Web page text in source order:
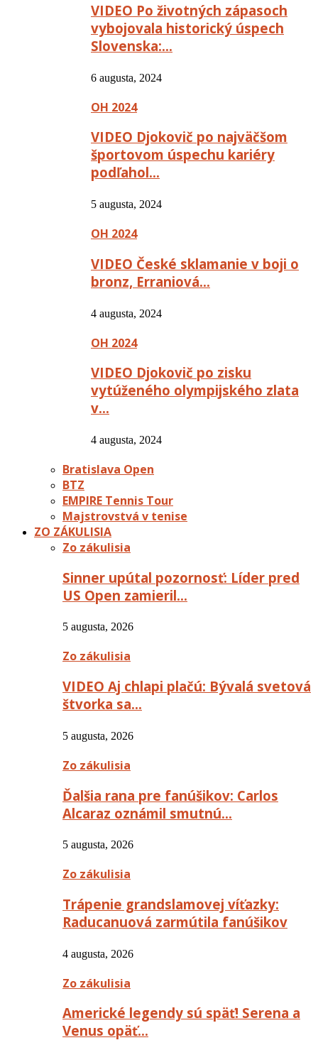
VIDEO Po životných zápasoch
vybojovala historický úspech
Slovenska:…
6 augusta, 2024
OH 2024
VIDEO Djokovič po najväčšom
športovom úspechu kariéry
podľahol…
5 augusta, 2024
OH 2024
VIDEO České sklamanie v boji o
bronz, Erraniová…
4 augusta, 2024
OH 2024
VIDEO Djokovič po zisku
vytúženého olympijského zlata
v…
4 augusta, 2024
Bratislava Open
BTZ
EMPIRE Tennis Tour
Majstrovstvá v tenise
ZO ZÁKULISIA
Zo zákulisia
Sinner upútal pozornosť: Líder pred
US Open zamieril…
5 augusta, 2026
Zo zákulisia
VIDEO Aj chlapi plačú: Bývalá svetová
štvorka sa…
5 augusta, 2026
Zo zákulisia
Ďalšia rana pre fanúšikov: Carlos
Alcaraz oznámil smutnú…
5 augusta, 2026
Zo zákulisia
Trápenie grandslamovej víťazky:
Raducanuová zarmútila fanúšikov
4 augusta, 2026
Zo zákulisia
Americké legendy sú späť! Serena a
Venus opäť…